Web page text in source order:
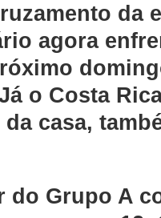
da
agora
o Costa
casa,
do Grupo A